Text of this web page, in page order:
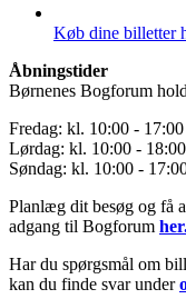
Køb dine billetter
Åbningstider
Børnenes Bogforum
Fredag: kl. 10:00 - 17:00
Lørdag: kl. 10:00 - 18:00
Søndag: kl. 10:00 -
Planlæg dit besøg og få
adgang til Bogforum
Har du spørgsmål om
kan du finde svar under